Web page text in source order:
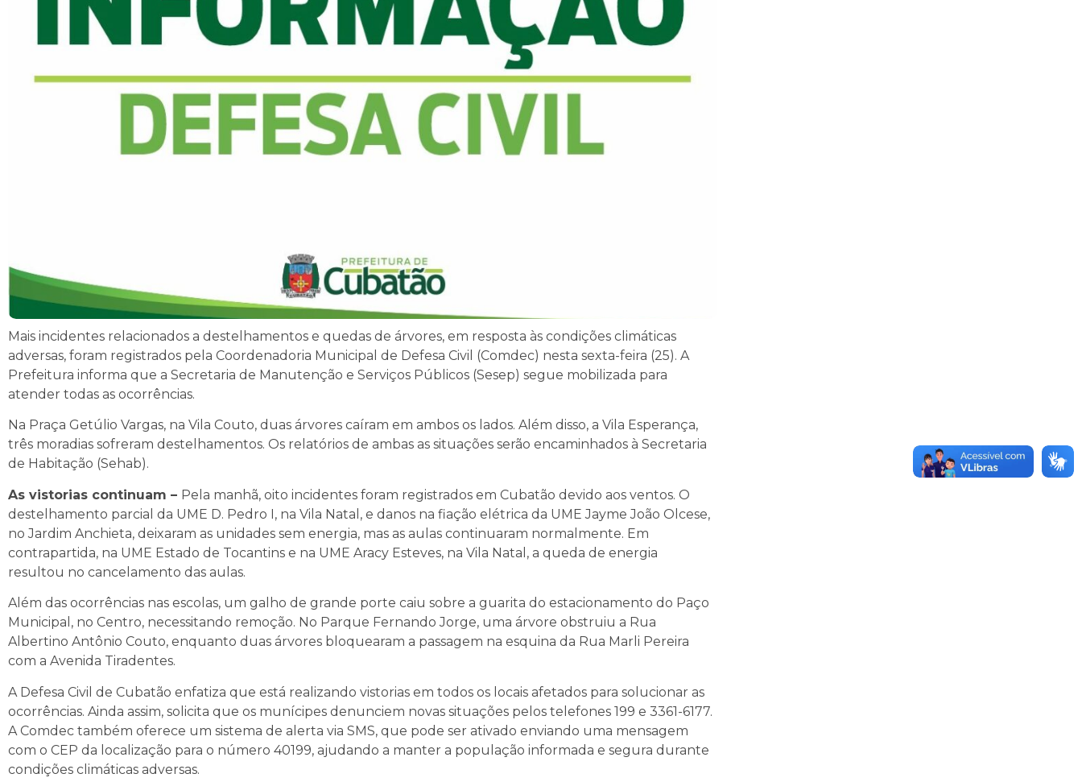
Mais incidentes relacionados a destelhamentos e quedas de árvores, em resposta às condições climáticas
adversas, foram registrados pela Coordenadoria Municipal de Defesa Civil (Comdec) nesta sexta-feira (25). A
Prefeitura informa que a Secretaria de Manutenção e Serviços Públicos (Sesep) segue mobilizada para
atender todas as ocorrências.
Na Praça Getúlio Vargas, na Vila Couto, duas árvores caíram em ambos os lados. Além disso, a Vila Esperança,
três moradias sofreram destelhamentos. Os relatórios de ambas as situações serão encaminhados à Secretaria
de Habitação (Sehab).
As vistorias continuam – Pela manhã, oito incidentes foram registrados em Cubatão devido aos ventos. O
destelhamento parcial da UME D. Pedro I, na Vila Natal, e danos na fiação elétrica da UME Jayme João Olcese,
no Jardim Anchieta, deixaram as unidades sem energia, mas as aulas continuaram normalmente. Em
contrapartida, na UME Estado de Tocantins e na UME Aracy Esteves, na Vila Natal, a queda de energia
resultou no cancelamento das aulas.
Além das ocorrências nas escolas, um galho de grande porte caiu sobre a guarita do estacionamento do Paço
Municipal, no Centro, necessitando remoção. No Parque Fernando Jorge, uma árvore obstruiu a Rua
Albertino Antônio Couto, enquanto duas árvores bloquearam a passagem na esquina da Rua Marli Pereira
com a Avenida Tiradentes.
A Defesa Civil de Cubatão enfatiza que está realizando vistorias em todos os locais afetados para solucionar as
ocorrências. Ainda assim, solicita que os munícipes denunciem novas situações pelos telefones 199 e 3361-6177.
A Comdec também oferece um sistema de alerta via SMS, que pode ser ativado enviando uma mensagem
com o CEP da localização para o número 40199, ajudando a manter a população informada e segura durante
condições climáticas adversas.